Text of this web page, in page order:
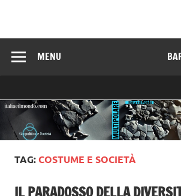
MENU
TAG:COSTUME E SOCIETÀ
IL PARADOSSO DELLA